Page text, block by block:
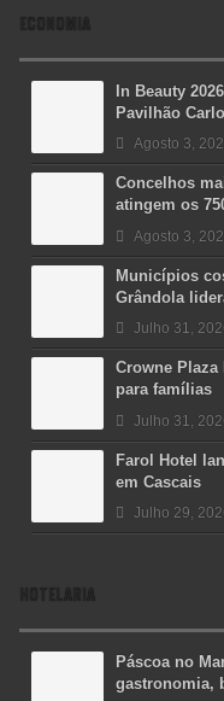
ECONOMIA
In Beauty
Pavilhão
Agosto 3,
Concelhos
atingem os
Agosto 3,
Municípios
Grândola
Julho 31,
Crowne
para famílias
Julho 31,
Farol Hotel
em Cascais
Julho 29,
HOTELARIA
Páscoa no
gastronomia,